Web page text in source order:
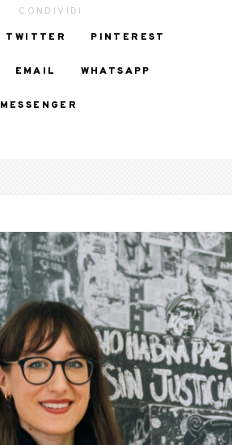
CONDIVIDI
TWITTER PINTEREST
EMAIL WHATSAPP
MESSENGER